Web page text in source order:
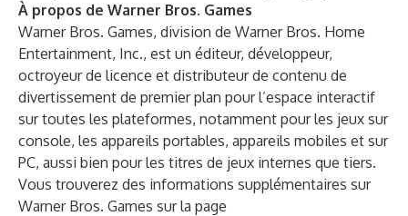
À propos de Warner Bros. Games
Warner Bros. Games, division de Warner Bros. Home
Entertainment, Inc., est un éditeur, développeur,
octroyeur de licence et distributeur de contenu de
divertissement de premier plan pour l’espace interactif
sur toutes les plateformes, notamment pour les jeux sur
console, les appareils portables, appareils mobiles et sur
PC, aussi bien pour les titres de jeux internes que tiers.
Vous trouverez des informations supplémentaires sur
Warner Bros. Games sur la page